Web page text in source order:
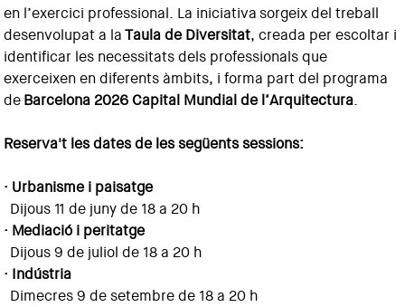
en l’exercici professional. La iniciativa sorgeix del treball
desenvolupat a laTaula de Diversitat, creada per escoltar i
identificar les necessitats dels professionals que
exerceixen en diferents àmbits, i forma part del programa
deBarcelona 2026 Capital Mundial de l’Arquitectura.
Reserva't les dates de les següents sessions:
· Urbanisme i paisatge
Dijous 11 de juny de 18 a 20 h
· Mediació i peritatge
Dijous 9 de juliol de 18 a 20 h
· Indústria
Dimecres 9 de setembre de 18 a 20 h